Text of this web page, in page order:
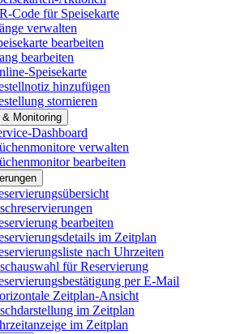
Code für Speisekarte
verwalten
bearbeiten
bearbeiten
Speisekarte
hinzufügen
stornieren
Monitoring
Dashboard
verwalten
bearbeiten
bearbeiten
im Zeitplan
nach Uhrzeiten
für Reservierung
per E-Mail
Zeitplan-Ansicht
im Zeitplan
im Zeitplan